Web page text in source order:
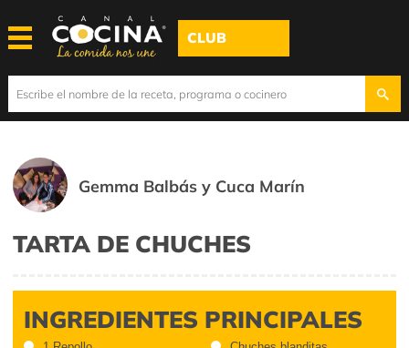
CLUB
Gemma Balbás y Cuca Marín
TARTA DE CHUCHES
INGREDIENTES PRINCIPALES